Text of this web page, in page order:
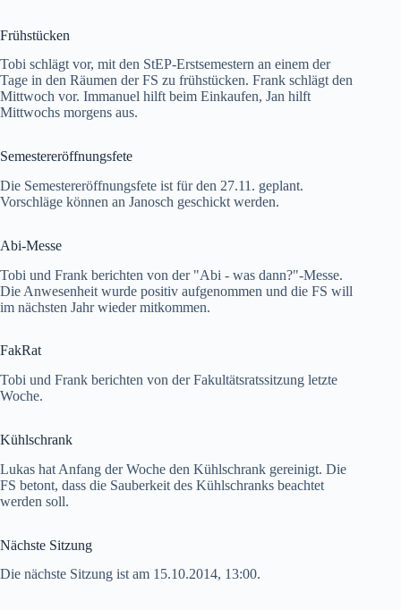
Frühstücken
Tobi schlägt vor, mit den StEP-Erstsemestern an einem der
Tage in den Räumen der FS zu frühstücken. Frank schlägt den
Mittwoch vor. Immanuel hilft beim Einkaufen, Jan hilft
Mittwochs morgens aus.
Semestereröffnungsfete
Die Semestereröffnungsfete ist für den 27.11. geplant.
Vorschläge können an Janosch geschickt werden.
Abi-Messe
Tobi und Frank berichten von der "Abi - was dann?"-Messe.
Die Anwesenheit wurde positiv aufgenommen und die FS will
im nächsten Jahr wieder mitkommen.
FakRat
Tobi und Frank berichten von der Fakultätsratssitzung letzte
Woche.
Kühlschrank
Lukas hat Anfang der Woche den Kühlschrank gereinigt. Die
FS betont, dass die Sauberkeit des Kühlschranks beachtet
werden soll.
Nächste Sitzung
Die nächste Sitzung ist am 15.10.2014, 13:00.